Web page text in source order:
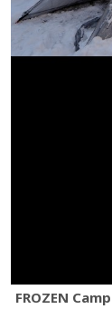
FROZEN